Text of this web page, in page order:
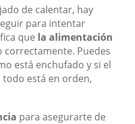
de calentar, hay
para intentar
que la alimentación
correctamente. Puedes
está enchufado y si el
está en orden,
para asegurarte de